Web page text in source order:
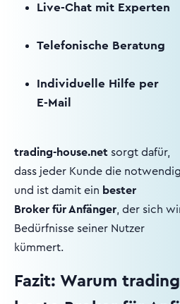
Live-Chat mit Experten
Telefonische Beratung
Individuelle Hilfe per
E-Mail
trading-house.net sorgt dafür,
dass jeder Kunde die
und ist damit ein bester
Broker für Anfänger, der sich
Bedürfnisse seiner Nutzer
kümmert.
Fazit: Warum